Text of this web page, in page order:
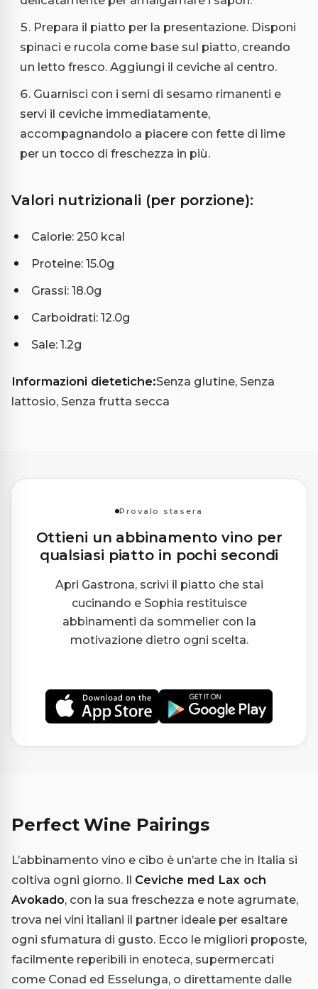
Prepara il piatto per la presentazione. Disponi
spinaci e rucola come base sul piatto, creando
un letto fresco. Aggiungi il ceviche al centro.
Guarnisci con i semi di sesamo rimanenti e
servi il ceviche immediatamente,
accompagnandolo a piacere con fette di lime
per un tocco di freschezza in più.
Valori nutrizionali (per porzione):
Calorie: 250 kcal
Proteine: 15.0g
Grassi: 18.0g
Carboidrati: 12.0g
Sale: 1.2g
Informazioni dietetiche:Senza glutine, Senza
lattosio, Senza frutta secca
Provalo stasera
Ottieni un abbinamento vino per
qualsiasi piatto in pochi secondi
Apri Gastrona, scrivi il piatto che stai
cucinando e Sophia restituisce
abbinamenti da sommelier con la
motivazione dietro ogni scelta.
Perfect Wine Pairings
L’abbinamento vino e cibo è un’arte che in Italia si
coltiva ogni giorno. Il Ceviche med Lax och
Avokado, con la sua freschezza e note agrumate,
trova nei vini italiani il partner ideale per esaltare
ogni sfumatura di gusto. Ecco le migliori proposte,
facilmente reperibili in enoteca, supermercati
come Conad ed Esselunga, o direttamente dalle